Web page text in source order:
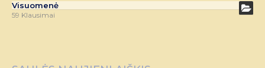
Visuomenė
59 Klausimai